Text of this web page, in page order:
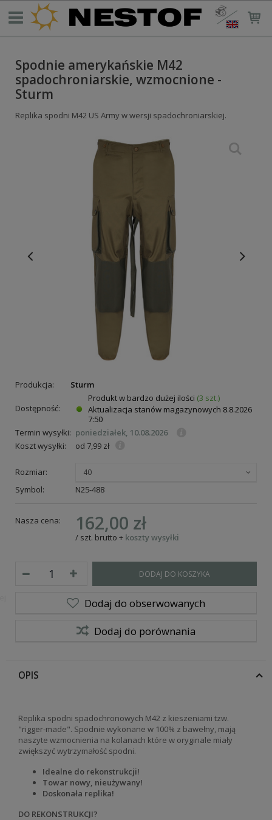
Spodnie amerykańskie M42
spadochroniarskie, wzmocnione -
Sturm
Replika spodni M42 US Army w wersji spadochroniarskiej.
Produkcja: Sturm
Dostępność:
Produkt w bardzo dużej ilości (3 szt.)
Aktualizacja stanów magazynowych 8.8.2026
7:50
Termin wysyłki: poniedziałek, 10.08.2026
Koszt wysyłki:
od 7,99 zł
Rozmiar: 40
Symbol: N25-488
Nasza cena: 162,00 zł
/ szt. brutto + koszty wysyłki
DODAJ DO KOSZYKA
Dodaj do obserwowanych
Dodaj do porównania
OPIS
Replika spodni spadochronowych M42 z kieszeniami tzw.
"rigger-made". Spodnie wykonane w 100% z bawełny, mają
naszyte wzmocnienia na kolanach które w oryginale miały
zwiększyć wytrzymałość spodni.
Idealne do rekonstrukcji!
Towar nowy, nieużywany!
Doskonała replika!
DO REKONSTRUKCJI?